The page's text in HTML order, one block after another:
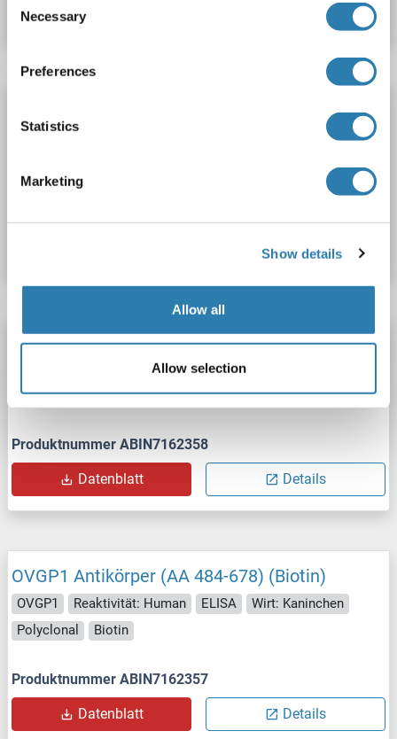
Selection
Necessary
Preferences
Statistics
Marketing
Show details
Allow all
Allow selection
Datenblatt
OVGP1 Reaktivität: Human
Wirt: Kaninchen
Details
OVGP1 Antikörper (AA 484-678) (FITC)
Reaktivität: Human Wirt: Kaninchen
FITC
Produktnummer ABIN7162358
Datenblatt Details
OVGP1 Antikörper (AA 484-678) (Biotin)
OVGP1 Reaktivität: Human ELISA
Wirt: Kaninchen
Polyclonal
Biotin
Produktnummer ABIN7162357
Datenblatt Details